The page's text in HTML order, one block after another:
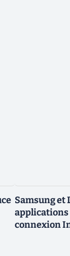
Samsung et
applications
connexion